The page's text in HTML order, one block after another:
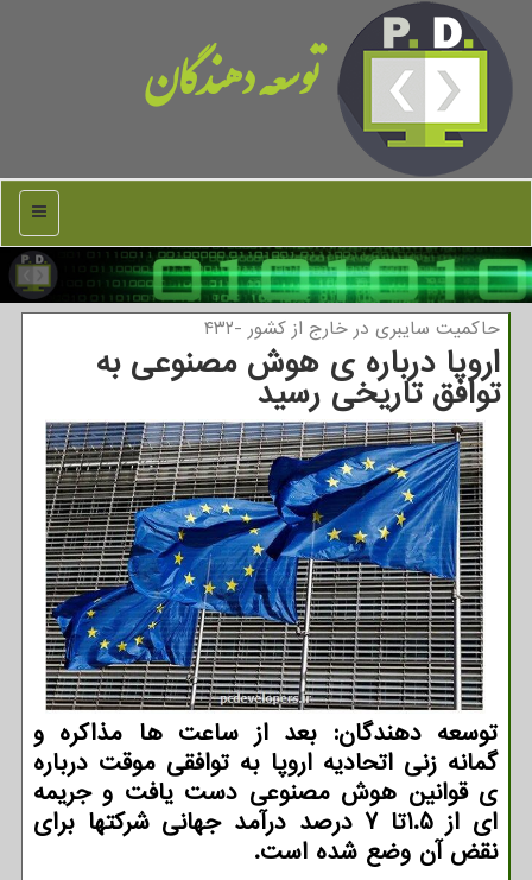
توسعه دهندگان
منو
حاكمیت سایبری در خارج از كشور -۴۳۲
اروپا درباره ی هوش مصنوعی به
توافق تاریخی رسید
توسعه دهندگان: بعد از ساعت ها مذاکره و
گمانه زنی اتحادیه اروپا به توافقی موقت درباره
ی قوانین هوش مصنوعی دست یافت و جریمه
ای از 1.5تا 7 درصد درآمد جهانی شرکتها برای
نقض آن وضع شده است.